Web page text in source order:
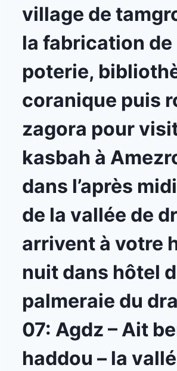
village de
la fabrication de
poterie,
coranique puis
zagora pour
kasbah à
dans l’après
de la vallée de
arrivent à votre
nuit dans hôtel
palmeraie du
07: Agdz – Ait
haddou – la